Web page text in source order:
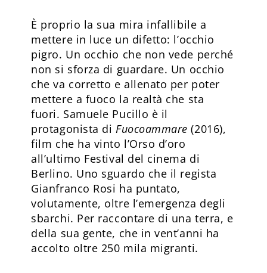
È proprio la sua mira infallibile a
mettere in luce un difetto: l’occhio
pigro. Un occhio che non vede perché
non si sforza di guardare. Un occhio
che va corretto e allenato per poter
mettere a fuoco la realtà che sta
fuori. Samuele Pucillo è il
protagonista di Fuocoammare (2016),
film che ha vinto l’Orso d’oro
all’ultimo Festival del cinema di
Berlino. Uno sguardo che il regista
Gianfranco Rosi ha puntato,
volutamente, oltre l’emergenza degli
sbarchi. Per raccontare di una terra, e
della sua gente, che in vent’anni ha
accolto oltre 250 mila migranti.